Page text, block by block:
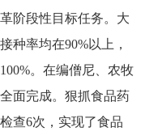
阶段性目标任务。大
种率均在90%以上，
。在编僧尼、农牧
面完成。狠抓食品药
查6次，实现了食品